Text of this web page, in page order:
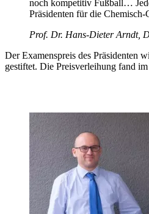
noch kompetitiv Fußball…
Präsidenten für die
Prof. Dr. Hans-Dieter Arndt,
Der Examenspreis des Präsidenten
gestiftet. Die Preisverleihung fand